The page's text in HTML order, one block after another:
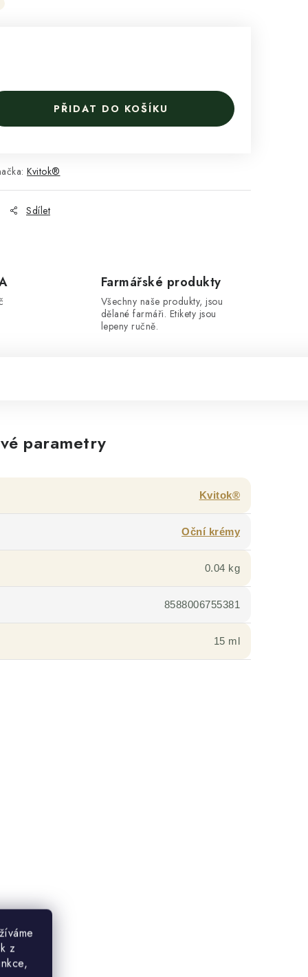
z
PŘIDAT DO KOŠÍKU
Kvitok®
Sdílet
Farmářské produkty
Všechny naše produkty, jsou
dělané farmáři. Etikety jsou
lepeny ručně.
parametry
Kvitok®
Oční krémy
0.04 kg
8588006755381
15 ml